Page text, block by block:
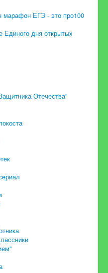
марафон ЕГЭ - это про100
Единого дня открытых
Отечества"